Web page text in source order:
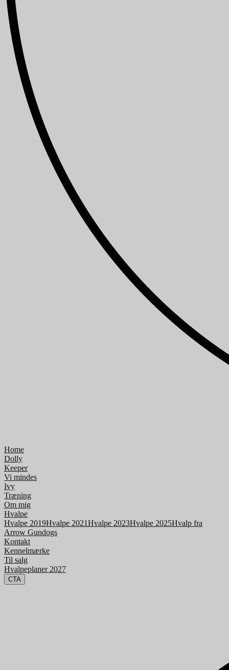
Home
Dolly
Keeper
Vi mindes
Ivy
Træning
Om mig
Hvalpe
Hvalpe 2019Hvalpe 2021Hvalpe 2023Hvalpe 2025Hvalp fra
Arrow Gundogs
Kontakt
Kennelmærke
Til salg
Hvalpeplaner 2027
CTA